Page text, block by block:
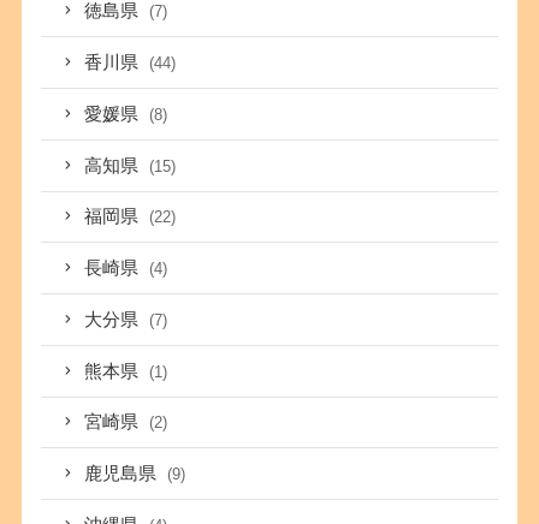
徳島県 (7)
香川県 (44)
愛媛県 (8)
高知県 (15)
福岡県 (22)
長崎県 (4)
大分県 (7)
熊本県 (1)
宮崎県 (2)
鹿児島県 (9)